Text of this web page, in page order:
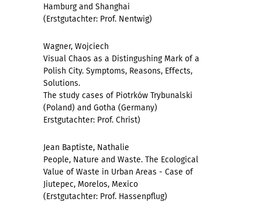
Hamburg and Shanghai
(Erstgutachter: Prof. Nentwig)
Wagner, Wojciech
Visual Chaos as a Distingushing Mark of a
Polish City. Symptoms, Reasons, Effects,
Solutions.
The study cases of Piotrków Trybunalski
(Poland) and Gotha (Germany)
Erstgutachter: Prof. Christ)
Jean Baptiste, Nathalie
People, Nature and Waste. The Ecological
Value of Waste in Urban Areas - Case of
Jiutepec, Morelos, Mexico
(Erstgutachter: Prof. Hassenpflug)